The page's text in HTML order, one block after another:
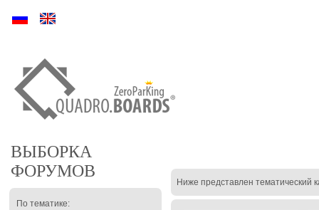
Ру En
ВЫБОРКА
ФОРУМОВ
По тематике:
Ниже представлен тематический